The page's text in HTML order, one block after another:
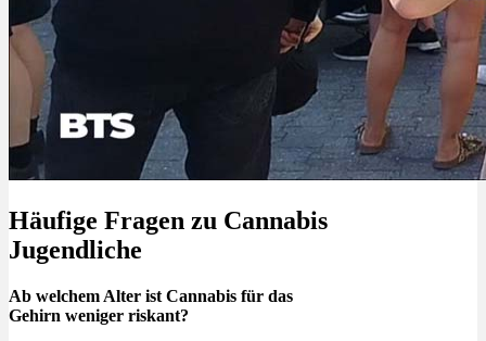
Häufige Fragen zu Cannabis
Jugendliche
Ab welchem Alter ist Cannabis für das
Gehirn weniger riskant?